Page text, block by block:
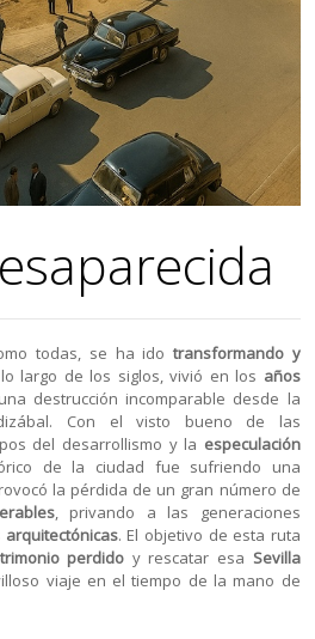
todas, se ha ido transformando y
largo de los siglos, vivió en los años
destrucción incomparable desde la
Con el visto bueno de las
del desarrollismo y la especulación
de la ciudad fue sufriendo una
la pérdida de un gran número de
, privando a las generaciones
arquitectónicas. El objetivo de esta ruta
perdido y rescatar esa Sevilla
viaje en el tiempo de la mano de